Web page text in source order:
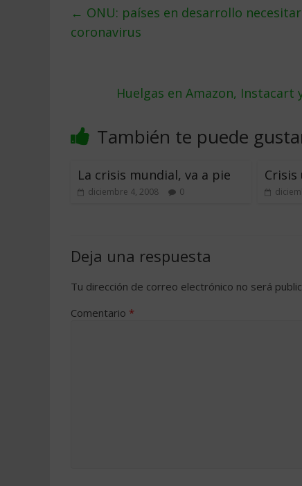
← ONU: países en desarrollo
coronavirus
Huelgas en Amazon,
También te puede
La crisis mundial, va a pie
diciembre 4, 2008 0
Crisis
Deja una respuesta
Tu dirección de correo electrónico no será
Comentario *